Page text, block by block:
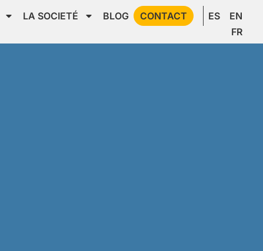
LA SOCIETÉ BLOG CONTACT ES
EN
FR